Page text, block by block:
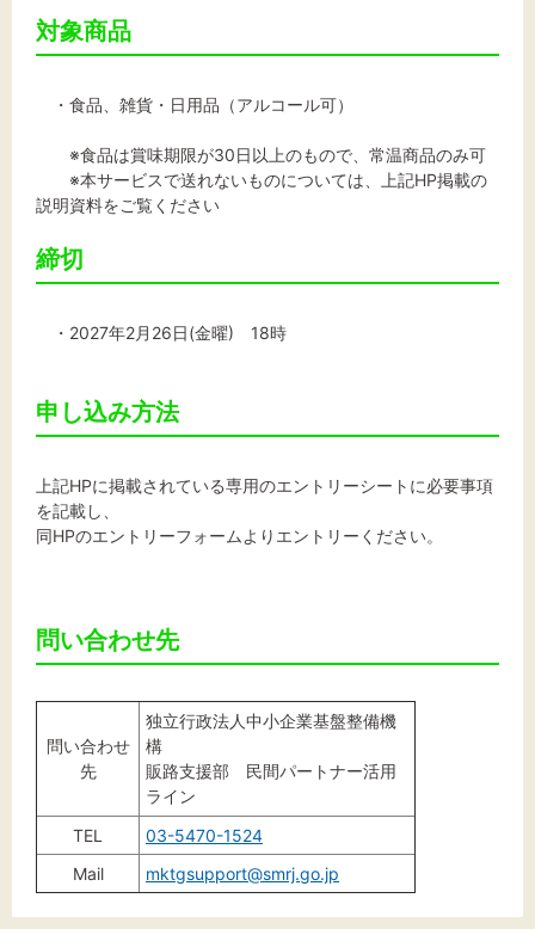
対象商品
・食品、雑貨・日用品（アルコール可）
※食品は賞味期限が30日以上のもので、常温商品のみ可
※本サービスで送れないものについては、上記HP掲載の
説明資料をご覧ください
締切
・2027年2月26日(金曜) 18時
申し込み方法
上記HPに掲載されている専用のエントリーシートに必要事項
を記載し、
同HPのエントリーフォームよりエントリーください。
問い合わせ先
問い合わせ
先
独立行政法人中小企業基盤整備機
構
販路支援部 民間パートナー活用
ライン
TEL
03-5470-1524
Mail
mktgsupport@smrj.go.jp